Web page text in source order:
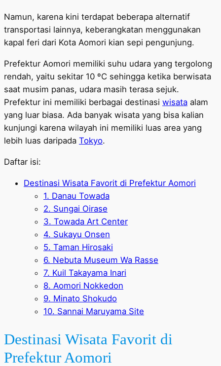
Namun, karena kini terdapat beberapa alternatif
transportasi lainnya, keberangkatan menggunakan
kapal feri dari Kota Aomori kian sepi pengunjung.
Prefektur Aomori memiliki suhu udara yang tergolong
rendah, yaitu sekitar 10 ºC sehingga ketika berwisata
saat musim panas, udara masih terasa sejuk.
Prefektur ini memiliki berbagai destinasi wisata alam
yang luar biasa. Ada banyak wisata yang bisa kalian
kunjungi karena wilayah ini memiliki luas area yang
lebih luas daripada Tokyo.
Daftar isi:
Destinasi Wisata Favorit di Prefektur Aomori
1. Danau Towada
2. Sungai Oirase
3. Towada Art Center
4. Sukayu Onsen
5. Taman Hirosaki
6. Nebuta Museum Wa Rasse
7. Kuil Takayama Inari
8. Aomori Nokkedon
9. Minato Shokudo
10. Sannai Maruyama Site
Destinasi Wisata Favorit di
Prefektur Aomori